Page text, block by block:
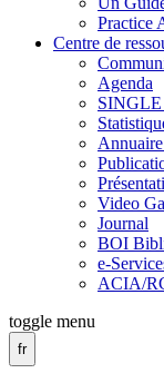
Practice
Centre de
Agenda
Video
Journal
BOI
e-
ACIA/
toggle menu
fr